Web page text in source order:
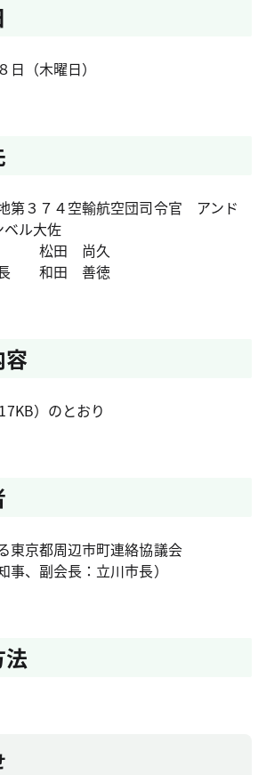
（木曜日）
第３７４空輸航空団司令官 アンド
ル大佐
松田 尚久
長 和田 善徳
）のとおり
東京都周辺市町連絡協議会
、副会長：立川市長）